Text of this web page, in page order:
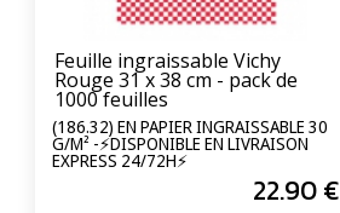
Feuille ingraissable Vichy
Rouge 31 x 38 cm - pack de
1000 feuilles
(186.32) EN PAPIER INGRAISSABLE 30
G/M² -⚡DISPONIBLE EN LIVRAISON
EXPRESS 24/72H⚡
22.90€